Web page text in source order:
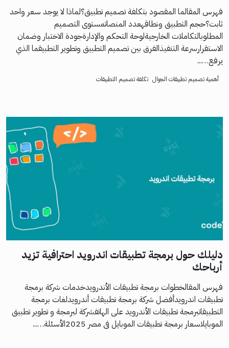
فهرس المقالما المقصود بتكلفة تصميم تطبيق؟لماذا لا يوجد سعر واحد
ثابت؟حجم التطبيق ونطاقهعدد المنصاتمستوى التصميم
المطلوبالتكاملات الخارجيةلوحة التحكم والإدارةجودة الاختبار وضمان
الاستقرارسرعة التنفيذالفرق بين تصميم التطبيق وتطوير التطبيقما الذي
يرفع…...
أهمية تصميم تطبيقات الجوال تكلفة تصميم التطبيقات
دليلك حول برمجة تطبيقات اندرويد احترافية تزيد
أرباحك
فهرس المقالخطوات برمجة تطبيقات الأندرويدخدمات شركة برمجة
تطبيقات اندرويدأفضل شركة برمجة تطبيقات أندرويدلغات برمجة
التطبيقاتبرمجة تطبيقات الأندرويد على الهاتفشركة لبرمجة و تطوير تطبيق
الموبايلاسعار برمجة تطبيقات الموبايل فى مصر 2025الأسئلة…...